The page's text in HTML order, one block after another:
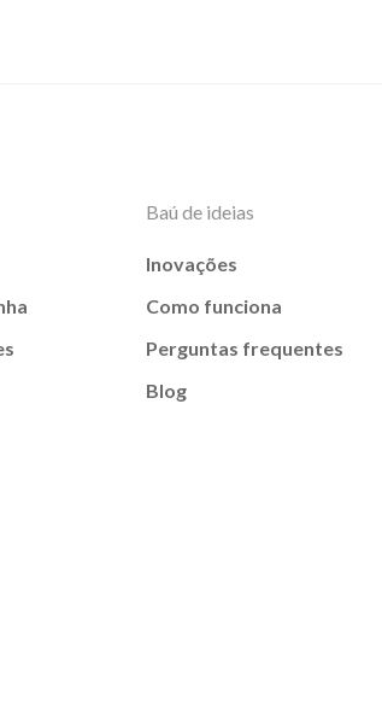
Baú de ideias
Inovações
Como funciona
Perguntas frequentes
Blog